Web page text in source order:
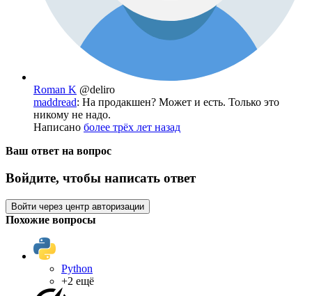
Roman K @deliro
maddread: На продакшен? Может и есть. Только это
никому не надо.
Написано более трёх лет назад
Ваш ответ на вопрос
Войдите, чтобы написать ответ
Войти через центр авторизации
Похожие вопросы
Python
+2 ещё